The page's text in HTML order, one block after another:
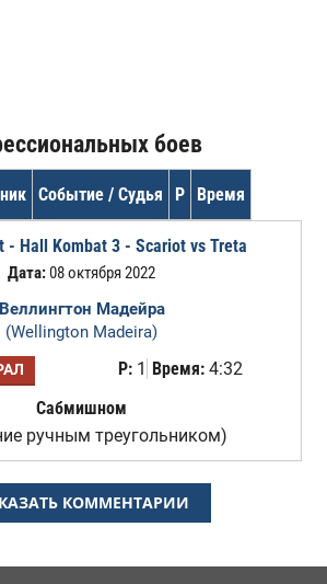
боев
Событие / Судья Р Время
- Hall Kombat 3 - Scariot vs Treta
Дата:08 октября 2022
Веллингтон Мадейра
(Wellington Madeira)
Р:1 Время:4:32
Сабмишном
ручным треугольником)
КОММЕНТАРИИ